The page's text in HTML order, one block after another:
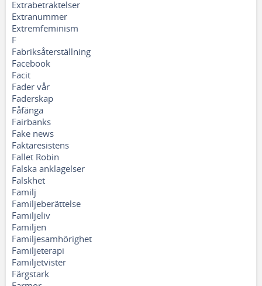
Extrabetraktelser
Extranummer
Extremfeminism
F
Fabriksåterställning
Facebook
Facit
Fader vår
Faderskap
Fåfänga
Fairbanks
Fake news
Faktaresistens
Fallet Robin
Falska anklagelser
Falskhet
Familj
Familjeberättelse
Familjeliv
Familjen
Familjesamhörighet
Familjeterapi
Familjetvister
Färgstark